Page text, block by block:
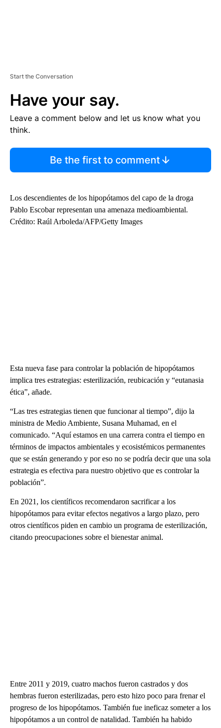
Start the Conversation
Have your say.
Leave a comment below and let us know what you
think.
Be the first to comment
Los descendientes de los hipopótamos del capo de la droga
Pablo Escobar representan una amenaza medioambiental.
Crédito: Raúl Arboleda/AFP/Getty Images
Esta nueva fase para controlar la población de hipopótamos
implica tres estrategias: esterilización, reubicación y “eutanasia
ética”, añade.
“Las tres estrategias tienen que funcionar al tiempo”, dijo la
ministra de Medio Ambiente, Susana Muhamad, en el
comunicado. “Aquí estamos en una carrera contra el tiempo en
términos de impactos ambientales y ecosistémicos permanentes
que se están generando y por eso no se podría decir que una sola
estrategia es efectiva para nuestro objetivo que es controlar la
población”.
En 2021, los científicos recomendaron sacrificar a los
hipopótamos para evitar efectos negativos a largo plazo, pero
otros científicos piden en cambio un programa de esterilización,
citando preocupaciones sobre el bienestar animal.
Entre 2011 y 2019, cuatro machos fueron castrados y dos
hembras fueron esterilizadas, pero esto hizo poco para frenar el
progreso de los hipopótamos. También fue ineficaz someter a los
hipopótamos a un control de natalidad. También ha habido